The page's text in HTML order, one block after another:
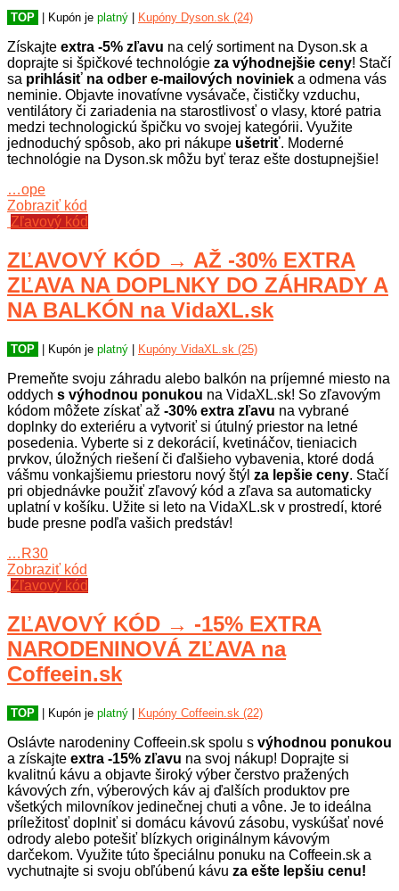
TOP | Kupón je platný Kupóny Dyson.sk (24)
Získajte extra -5% zľavu na celý sortiment na Dyson.sk a
doprajte si špičkové technológie za výhodnejšie ceny! Stačí
sa prihlásiť na odber e-mailových noviniek a odmena vás
neminie. Objavte inovatívne vysávače, čističky vzduchu,
ventilátory či zariadenia na starostlivosť o vlasy, ktoré patria
medzi technologickú špičku vo svojej kategórii. Využite
jednoduchý spôsob, ako pri nákupe ušetriť. Moderné
technológie na Dyson.sk môžu byť teraz ešte dostupnejšie!
…ope
Zobraziť kód
Zľavový kód
ZĽAVOVÝ KÓD → AŽ -30% EXTRA
ZĽAVA NA DOPLNKY DO ZÁHRADY A
NA BALKÓN na VidaXL.sk
TOP | Kupón je platný Kupóny VidaXL.sk (25)
Premeňte svoju záhradu alebo balkón na príjemné miesto na
oddych s výhodnou ponukou na VidaXL.sk! So zľavovým
kódom môžete získať až -30% extra zľavu na vybrané
doplnky do exteriéru a vytvoriť si útulný priestor na letné
posedenia. Vyberte si z dekorácií, kvetináčov, tieniacich
prvkov, úložných riešení či ďalšieho vybavenia, ktoré dodá
vášmu vonkajšiemu priestoru nový štýl za lepšie ceny. Stačí
pri objednávke použiť zľavový kód a zľava sa automaticky
uplatní v košíku. Užite si leto na VidaXL.sk v prostredí, ktoré
bude presne podľa vašich predstáv!
…R30
Zobraziť kód
Zľavový kód
ZĽAVOVÝ KÓD → -15% EXTRA
NARODENINOVÁ ZĽAVA na
Coffeein.sk
TOP | Kupón je platný Kupóny Coffeein.sk (22)
Oslávte narodeniny Coffeein.sk spolu s výhodnou ponukou
a získajte extra -15% zľavu na svoj nákup! Doprajte si
kvalitnú kávu a objavte široký výber čerstvo pražených
kávových zŕn, výberových káv aj ďalších produktov pre
všetkých milovníkov jedinečnej chuti a vône. Je to ideálna
príležitosť doplniť si domácu kávovú zásobu, vyskúšať nové
odrody alebo potešiť blízkych originálnym kávovým
darčekom. Využite túto špeciálnu ponuku na Coffeein.sk a
vychutnajte si svoju obľúbenú kávu za ešte lepšiu cenu!